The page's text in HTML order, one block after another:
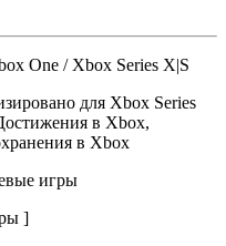
One / Xbox Series X|S
для Xbox Series
в Xbox,
в Xbox
игры
]